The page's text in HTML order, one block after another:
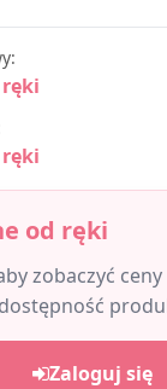
od ręki
zobaczyć
Zaloguj się